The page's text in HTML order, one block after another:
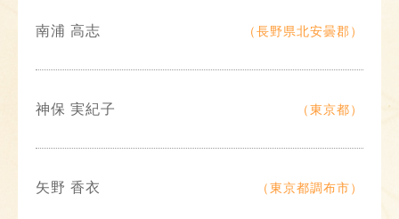
南浦 高志 （長野県北安曇郡）
神保 実紀子 （東京都）
矢野 香衣 （東京都調布市）